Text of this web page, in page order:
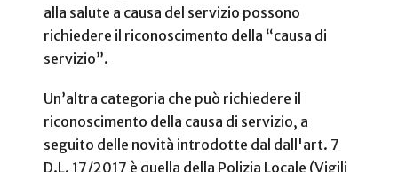
alla salute a causa del servizio possono
richiedere il riconoscimento della “causa di
servizio”.
Un’altra categoria che può richiedere il
riconoscimento della causa di servizio, a
seguito delle novità introdotte dal dall'art. 7
D.L. 17/2017 è quella della Polizia Locale (Vigili